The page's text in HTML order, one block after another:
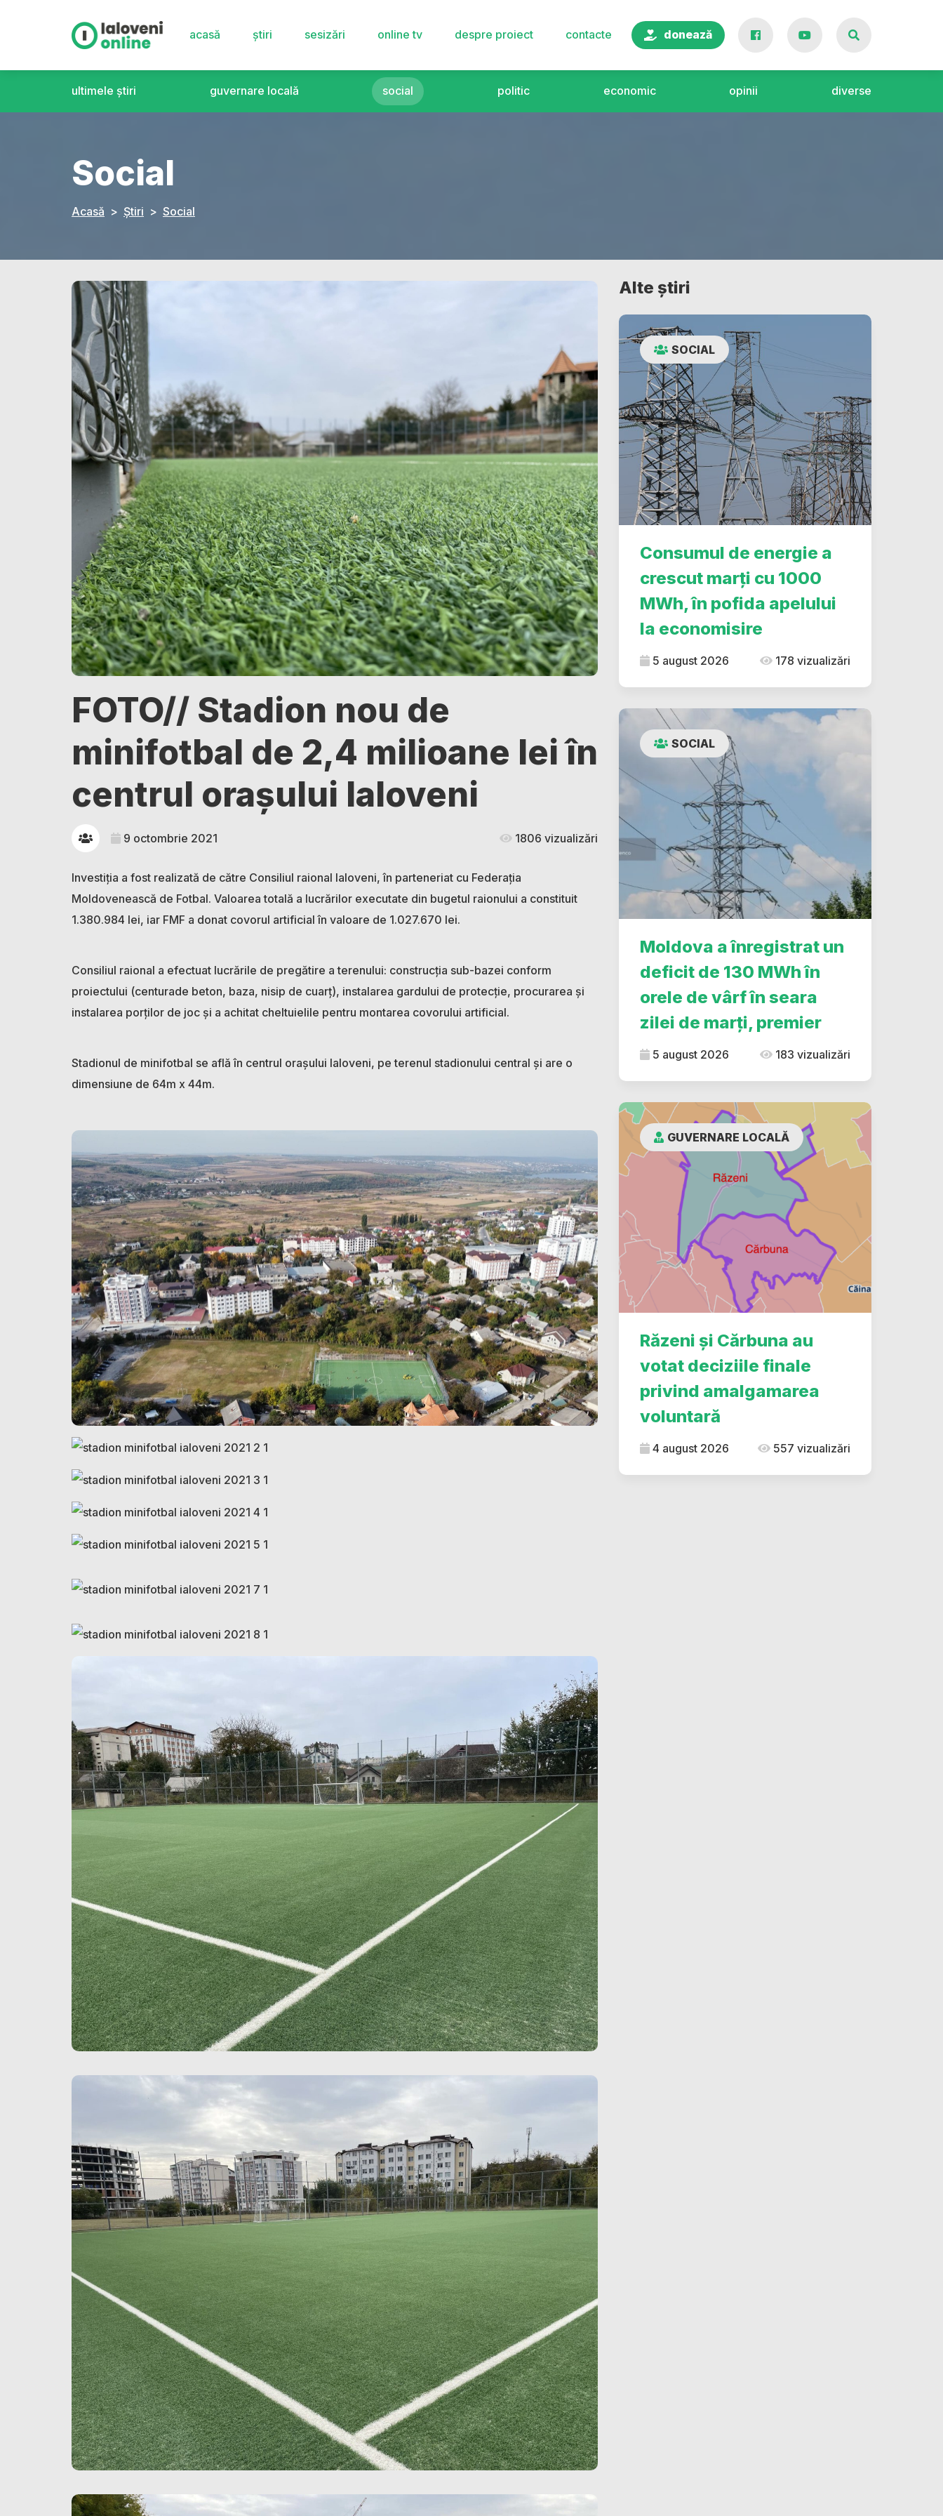
acasă știri sesizări online tv despre proiect contacte donează
ultimele știri guvernare locală social politic economic opinii diverse
Social
Acasă Știri Social
FOTO// Stadion nou de
minifotbal de 2,4 milioane lei în
centrul orașului Ialoveni
9 octombrie 2021 1806 vizualizări
Investiția a fost realizată de către Consiliul raional Ialoveni, în parteneriat cu Federația
Moldovenească de Fotbal. Valoarea totală a lucrărilor executate din bugetul raionului a constituit
1.380.984 lei, iar FMF a donat covorul artificial în valoare de 1.027.670 lei.
Consiliul raional a efectuat lucrările de pregătire a terenului: construcția sub-bazei conform
proiectului (centurade beton, baza, nisip de cuarț), instalarea gardului de protecție, procurarea și
instalarea porților de joc și a achitat cheltuielile pentru montarea covorului artificial.
Stadionul de minifotbal se află în centrul orașului Ialoveni, pe terenul stadionului central și are o
dimensiune de 64m x 44m.
Alte știri
SOCIAL
Consumul de energie a
crescut marți cu 1000
MWh, în pofida apelului
la economisire
5 august 2026 178 vizualizări
SOCIAL
Moldova a înregistrat un
deficit de 130 MWh în
orele de vârf în seara
zilei de marți, premier
5 august 2026 183 vizualizări
GUVERNARE LOCALĂ
Răzeni și Cărbuna au
votat deciziile finale
privind amalgamarea
voluntară
4 august 2026 557 vizualizări